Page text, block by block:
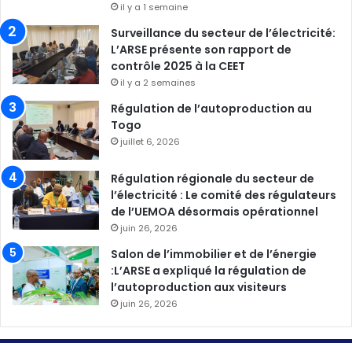
il y a 1 semaine
Surveillance du secteur de l’électricité:
L’ARSE présente son rapport de
contrôle 2025 à la CEET
il y a 2 semaines
Régulation de l’autoproduction au
Togo
juillet 6, 2026
Régulation régionale du secteur de
l’électricité : Le comité des régulateurs
de l’UEMOA désormais opérationnel
juin 26, 2026
Salon de l’immobilier et de l’énergie
:L’ARSE a expliqué la régulation de
l’autoproduction aux visiteurs
juin 26, 2026